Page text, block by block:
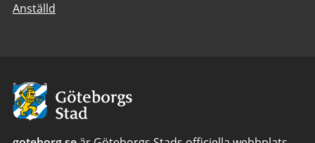
Anställd
Avsändare:
Göteborgs
Stad